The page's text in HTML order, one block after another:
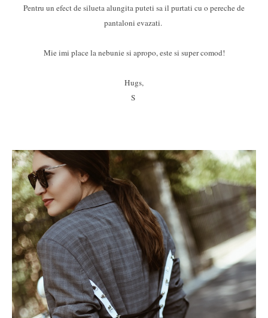
Pentru un efect de silueta alungita puteti sa il purtati cu o pereche de
pantaloni evazati.
Mie imi place la nebunie si apropo, este si super comod!
Hugs,
S